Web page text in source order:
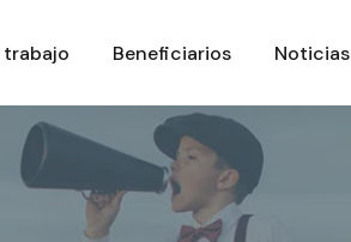
Beneficiarios Noticias